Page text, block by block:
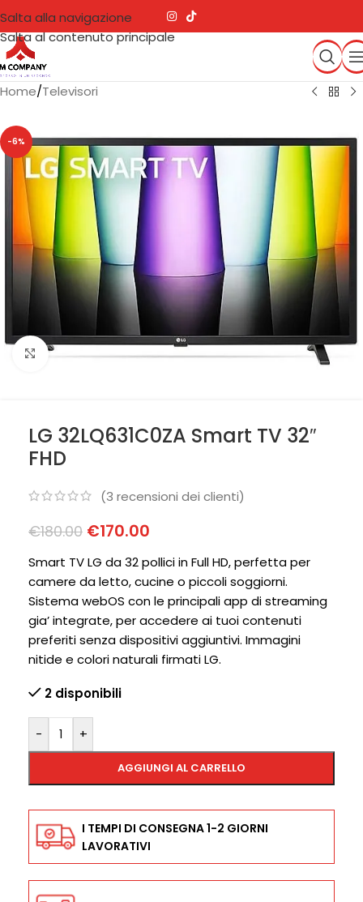
Salta alla navigazione
Salta al contenuto principale
Home/Televisori
-6%
Clicca per ingrandire
LG 32LQ631C0ZA Smart TV 32″
FHD
(3 recensioni dei clienti)
€180.00 €170.00
Smart TV LG da 32 pollici in Full HD, perfetta per
camere da letto, cucine o piccoli soggiorni.
Sistema webOS con le principali app di streaming
gia’ integrate, per accedere ai tuoi contenuti
preferiti senza dispositivi aggiuntivi. Immagini
nitide e colori naturali firmati LG.
2 disponibili
- +
AGGIUNGI AL CARRELLO
I TEMPI DI CONSEGNA 1-2 GIORNI
LAVORATIVI